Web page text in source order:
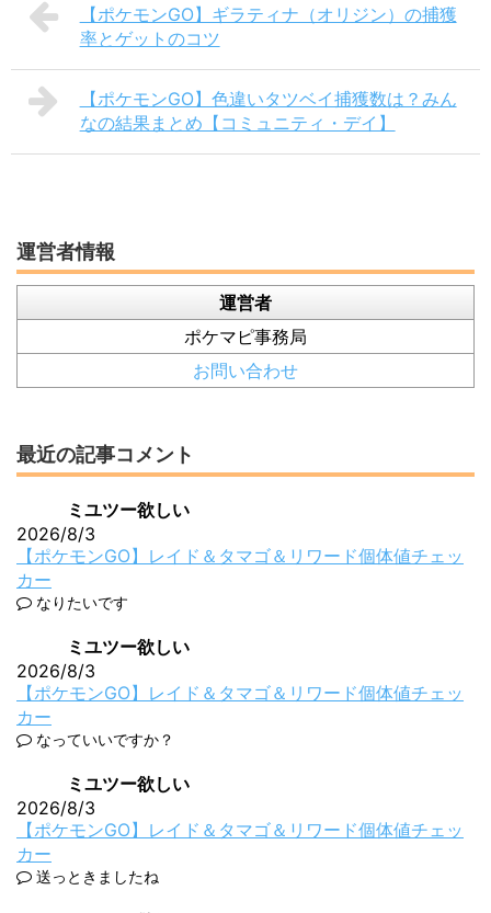
【ポケモンGO】ギラティナ（オリジン）の捕獲
率とゲットのコツ
【ポケモンGO】色違いタツベイ捕獲数は？みん
なの結果まとめ【コミュニティ・デイ】
運営者情報
運営者
ポケマピ事務局
お問い合わせ
最近の記事コメント
ミユツー欲しい
2026/8/3
【ポケモンGO】レイド＆タマゴ＆リワード個体値チェッ
カー
なりたいです
ミユツー欲しい
2026/8/3
【ポケモンGO】レイド＆タマゴ＆リワード個体値チェッ
カー
なっていいですか？
ミユツー欲しい
2026/8/3
【ポケモンGO】レイド＆タマゴ＆リワード個体値チェッ
カー
送っときましたね